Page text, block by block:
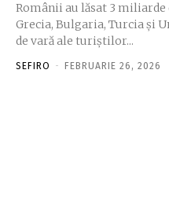
Românii au lăsat 3 miliarde
Grecia, Bulgaria, Turcia şi
de vară ale turiştilor...
SEFIRO - FEBRUARIE 26, 2026